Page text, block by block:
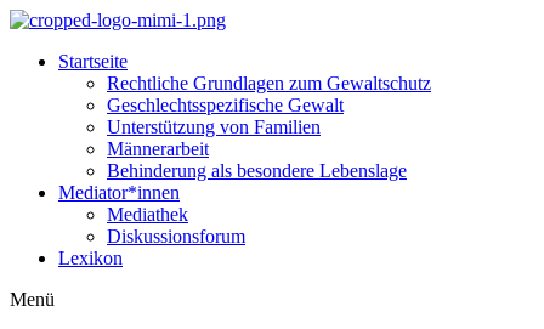
Startseite
Rechtliche Grundlagen zum Gewaltschutz
Geschlechtsspezifische Gewalt
Unterstützung von Familien
Männerarbeit
Behinderung als besondere Lebenslage
Mediator*innen
Mediathek
Diskussionsforum
Lexikon
Menü